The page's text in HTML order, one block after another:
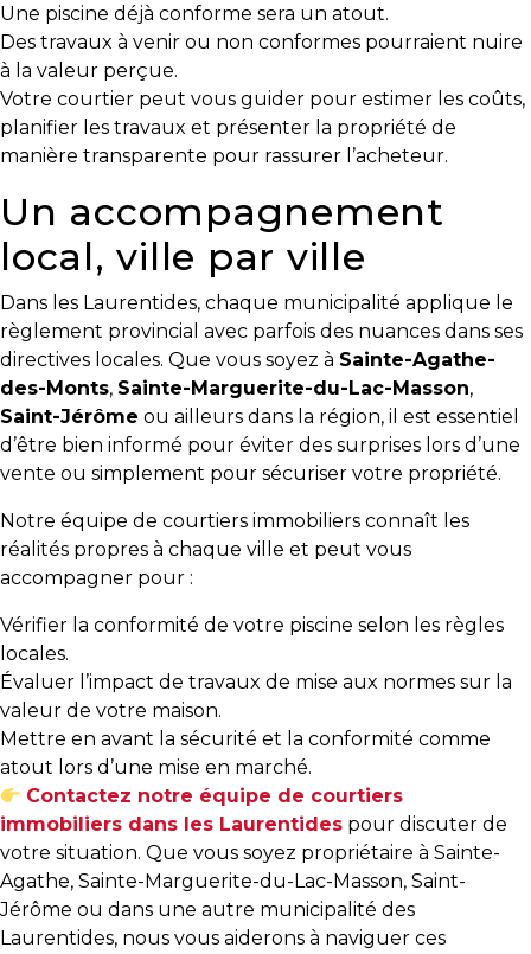
Les
documents
à
avoir
en
Pour
vendre
rapidement,
faites
bonne
impression!
Activi-
T
Visibili-
T
exclusifs
Une piscine déjà conforme sera un atout.
Des travaux à venir ou non conformes pourraient nuire
à la valeur perçue.
Votre courtier peut vous guider pour estimer les coûts,
planifier les travaux et présenter la propriété de
manière transparente pour rassurer l’acheteur.
Un accompagnement
local, ville par ville
Dans les Laurentides, chaque municipalité applique le
règlement provincial avec parfois des nuances dans ses
directives locales. Que vous soyez à Sainte-Agathe-
des-Monts, Sainte-Marguerite-du-Lac-Masson,
Saint-Jérôme ou ailleurs dans la région, il est essentiel
d’être bien informé pour éviter des surprises lors d’une
vente ou simplement pour sécuriser votre propriété.
Notre équipe de courtiers immobiliers connaît les
réalités propres à chaque ville et peut vous
accompagner pour :
Vérifier la conformité de votre piscine selon les règles
locales.
Évaluer l’impact de travaux de mise aux normes sur la
valeur de votre maison.
Mettre en avant la sécurité et la conformité comme
atout lors d’une mise en marché.
Contactez notre équipe de courtiers
immobiliers dans les Laurentides pour discuter de
votre situation. Que vous soyez propriétaire à Sainte-
Agathe, Sainte-Marguerite-du-Lac-Masson, Saint-
Jérôme ou dans une autre municipalité des
Laurentides, nous vous aiderons à naviguer ces